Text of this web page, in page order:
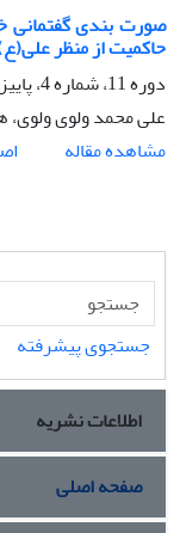
حاکمیت از منظر
دوره 11، شماره 4، پاییز 1395، صفحه
علی محمد ولوی ولوی،
مشاهده مقاله
جستجوی پیشرفته
اطلاعات نشریه
صفحه اصلی